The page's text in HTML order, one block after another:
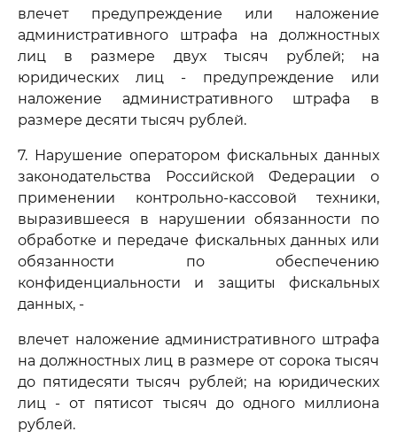
влечет предупреждение или наложение
административного штрафа на должностных
лиц в размере двух тысяч рублей; на
юридических лиц - предупреждение или
наложение административного штрафа в
размере десяти тысяч рублей.
7. Нарушение оператором фискальных данных
законодательства Российской Федерации о
применении контрольно-кассовой техники,
выразившееся в нарушении обязанности по
обработке и передаче фискальных данных или
обязанности по обеспечению
конфиденциальности и защиты фискальных
данных, -
влечет наложение административного штрафа
на должностных лиц в размере от сорока тысяч
до пятидесяти тысяч рублей; на юридических
лиц - от пятисот тысяч до одного миллиона
рублей.